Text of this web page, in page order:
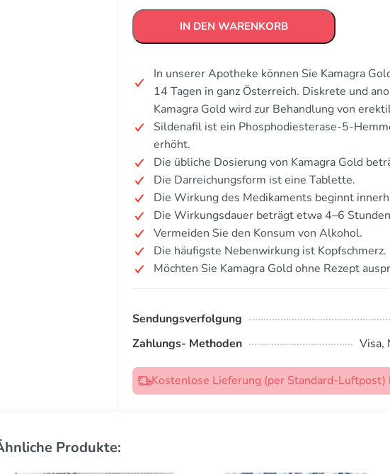
IN DEN WARENKORB
In unserer Apotheke können Sie Kamagra
14 Tagen in ganz Österreich. Diskrete und
Kamagra Gold wird zur Behandlung von
Sildenafil ist ein Phosphodiesterase-5-
erhöht.
Die übliche Dosierung von Kamagra Gold
Die Darreichungsform ist eine Tablette.
Die Wirkung des Medikaments beginnt
Die Wirkungsdauer beträgt etwa 4–6
Vermeiden Sie den Konsum von Alkohol.
Die häufigste Nebenwirkung ist Kopfschmerz.
Möchten Sie Kamagra Gold ohne Rezept
Sendungsverfolgung
Zahlungs- Methoden
Visa,
Kostenlose Lieferung (per Standard-
Produkte: